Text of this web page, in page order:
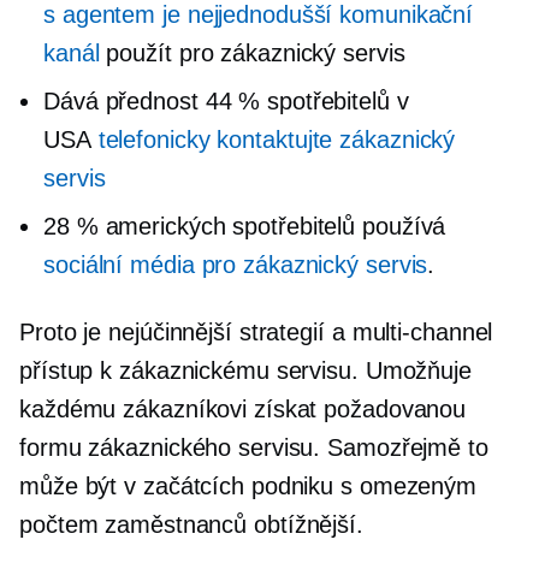
s agentem je nejjednodušší komunikační
kanál použít pro zákaznický servis
Dává přednost 44 % spotřebitelů v
USA telefonicky kontaktujte zákaznický
servis
28 % amerických spotřebitelů používá
sociální média pro zákaznický servis.
Proto je nejúčinnější strategií a multi-channel
přístup k zákaznickému servisu. Umožňuje
každému zákazníkovi získat požadovanou
formu zákaznického servisu. Samozřejmě to
může být v začátcích podniku s omezeným
počtem zaměstnanců obtížnější.